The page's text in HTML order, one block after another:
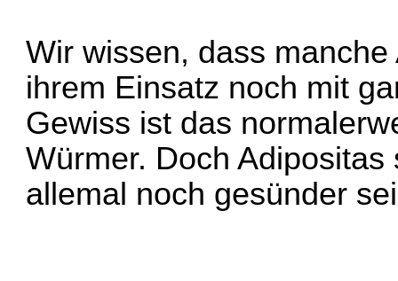
Wir wissen, dass
ihrem Einsatz noch mit
Gewiss ist das
Würmer. Doch
allemal noch gesünder